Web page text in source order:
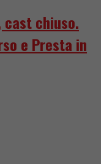
cast chiuso.
e Presta in